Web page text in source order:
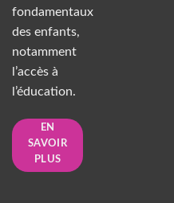
fondamentaux
des enfants,
notamment
l’accès à
l’éducation.
EN
SAVOIR
PLUS